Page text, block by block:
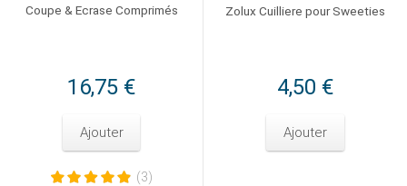
Coupe & Ecrase Comprimés
16,75 €
Ajouter
(3)
Zolux Cuilliere pour Sweeties
4,50 €
Ajouter